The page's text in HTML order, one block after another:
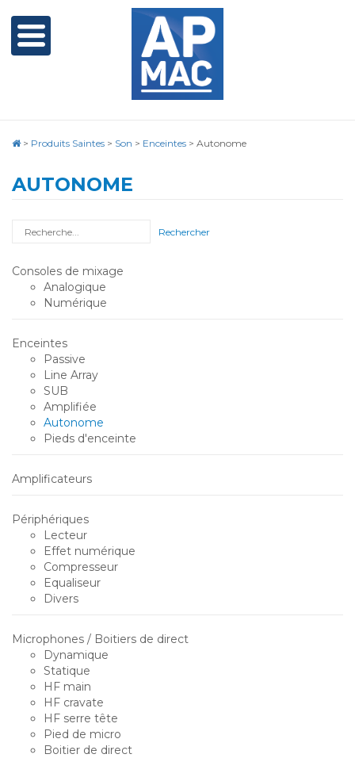
> Produits Saintes > Son > Enceintes > Autonome
AUTONOME
Rechercher
Consoles de mixage
Analogique
Numérique
Enceintes
Passive
Line Array
SUB
Amplifiée
Autonome
Pieds d'enceinte
Amplificateurs
Périphériques
Lecteur
Effet numérique
Compresseur
Equaliseur
Divers
Microphones / Boitiers de direct
Dynamique
Statique
HF main
HF cravate
HF serre tête
Pied de micro
Boitier de direct